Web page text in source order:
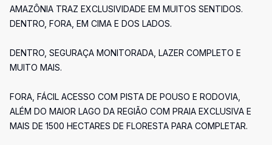
AMAZÔNIA TRAZ EXCLUSIVIDADE EM MUITOS SENTIDOS.
DENTRO, FORA, EM CIMA E DOS LADOS.
DENTRO, SEGURAÇA MONITORADA, LAZER COMPLETO E
MUITO MAIS.
FORA, FÁCIL ACESSO COM PISTA DE POUSO E RODOVIA,
ALÉM DO MAIOR LAGO DA REGIÃO COM PRAIA EXCLUSIVA E
MAIS DE 1500 HECTARES DE FLORESTA PARA COMPLETAR.